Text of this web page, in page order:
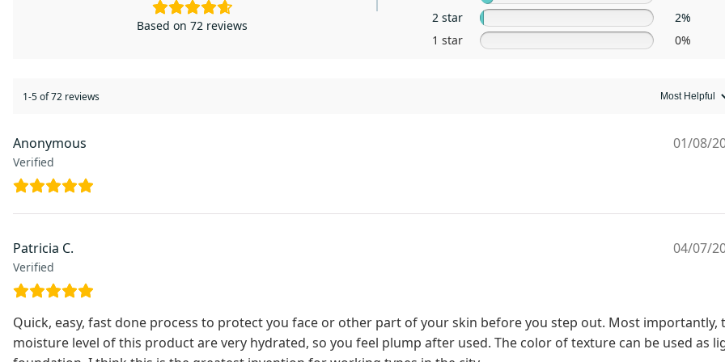
Based on 72 reviews
2 star
2%
1 star
0%
1-5 of 72 reviews
Anonymous
Verified
01/08/
Patricia C.
Verified
04/07/
Quick, easy, fast done process to protect you face or other part of your skin before you step out. Most importantly,
moisture level of this product are very hydrated, so you feel plump after used. The color of texture can be used as